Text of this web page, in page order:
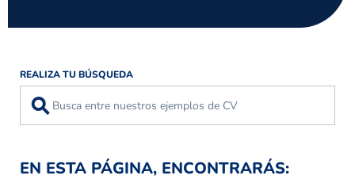
REALIZA TU BÚSQUEDA
⚲
EN ESTA PÁGINA, ENCONTRARÁS: